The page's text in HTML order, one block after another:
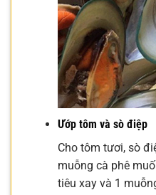
Ướp tôm và sò điệp
Cho tôm tươi, sò
muỗng cà phê
tiêu xay và 1